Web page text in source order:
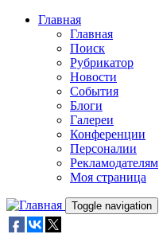
Skip to main content
Главная
Главная
Поиск
Рубрикатор
Новости
События
Блоги
Галереи
Конференции
Персоналии
Рекламодателям
Моя страница
Toggle navigation